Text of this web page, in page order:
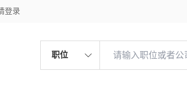
登录
职位